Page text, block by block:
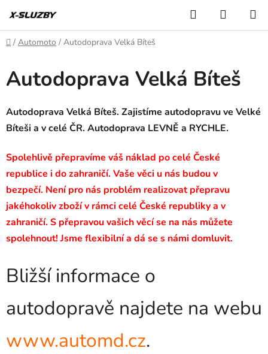
na
obsah
Hledat
KOŠÍK
Domů
/ Automoto / Autodoprava Velká Bíteš
Autodoprava Velká Bíteš
Autodoprava Velká Bíteš. Zajistíme autodopravu ve Velké
Bíteši a v celé ČR. Autodoprava LEVNĚ a RYCHLE.
Spolehlivě přepravíme váš náklad po celé České
republice i do zahraničí. Vaše věci u nás budou v
bezpečí. Není pro nás problém realizovat přepravu
jakéhokoliv zboží v rámci celé České republiky a v
zahraničí. S přepravou vašich věcí se na nás můžete
spolehnout! Jsme flexibilní a dá se s námi domluvit.
Bližší informace o
autodopravě najdete na webu
www.automd.cz.